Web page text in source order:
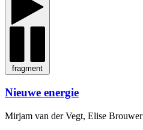
fragment
Nieuwe energie
Mirjam van der Vegt, Elise Brouwer